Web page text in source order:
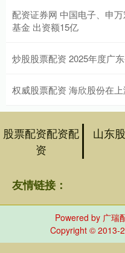
配资证券网 中国电子、申
基金 出资额15亿
炒股股票配资 2025年度广
权威股票配资 海欣股份在
股票配资配资配
资
山东
友情链接：
Powered by 广瑞
Copyright © 2013-